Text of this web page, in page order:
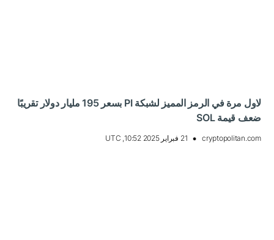
لاول مرة في الرمز المميز لشبكة PI بسعر 195 مليار دولار تقريبًا
ضعف قيمة SOL
cryptopolitan.com 21 فبراير 2025 10:52, UTC